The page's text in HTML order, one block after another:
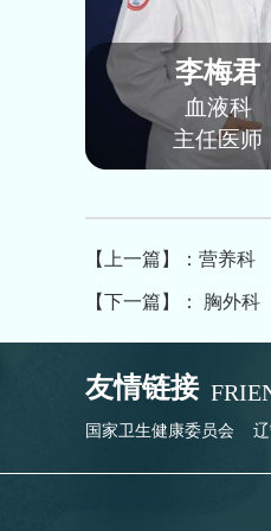
李梅君
血液科
主任医师
【上一篇】：营养科
【下一篇】： 胸外科
友情链接
国家卫生健康委员会